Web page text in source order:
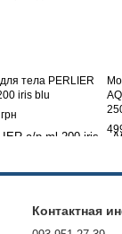
тела PERLIER
iris blu
Контактная